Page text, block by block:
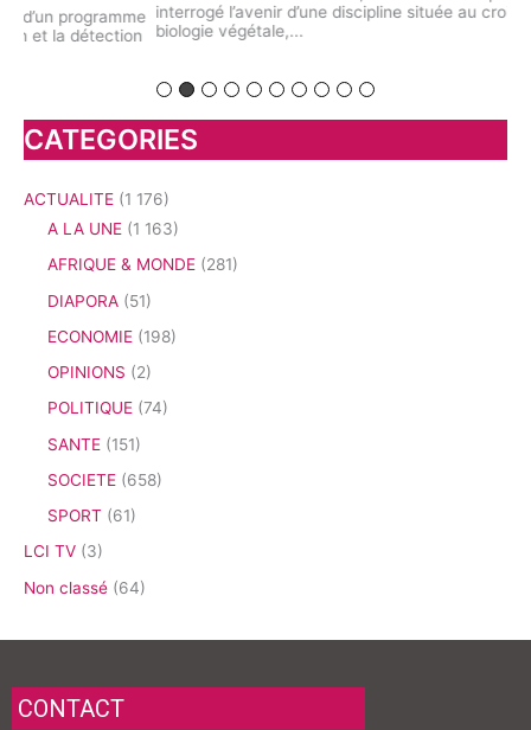
interrogé l’avenir d’une discipline située au croisement de la
biologie végétale,...
CATEGORIES
ACTUALITE (1 176)
A LA UNE (1 163)
AFRIQUE & MONDE (281)
DIAPORA (51)
ECONOMIE (198)
OPINIONS (2)
POLITIQUE (74)
SANTE (151)
SOCIETE (658)
SPORT (61)
LCI TV (3)
Non classé (64)
CONTACT